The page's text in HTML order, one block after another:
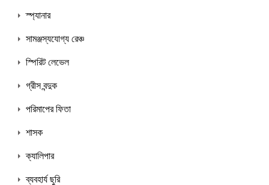
স্প্যানার
সামঞ্জস্যযোগ্য রেঞ্চ
স্পিরিট লেভেল
গ্রীস বন্দুক
পরিমাপের ফিতা
শাসক
ক্যালিপার
ব্যবহার্য ছুরি